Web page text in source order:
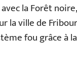
la Forêt
la ville de
fou grâce à